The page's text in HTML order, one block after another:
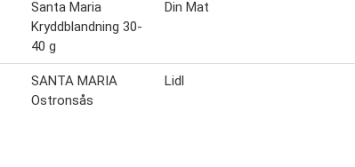
Santa Maria
Kryddblandning 30-
40 g
Din Mat
SANTA MARIA
Ostronsås
Lidl